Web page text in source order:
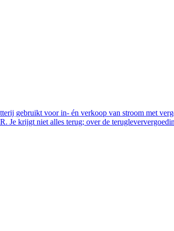
gebruikt voor in- én verkoop van stroom met
Je krijgt niet alles terug; over de